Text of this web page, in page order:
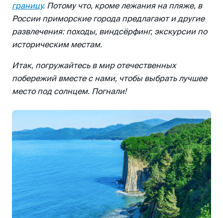
Куршская коса
Зеленоградск
Каспийск
Бухта Лазурная (Шамора)
Бухта Триозёрье
Бухта Спокойная
границу. Потому что, кроме лежания на пляже, в
России приморские города предлагают и другие
развлечения: походы, виндсёрфинг, экскурсии по
историческим местам.
Итак, погружайтесь в мир отечественных
побережий вместе с нами, чтобы выбрать лучшее
место под солнцем. Погнали!